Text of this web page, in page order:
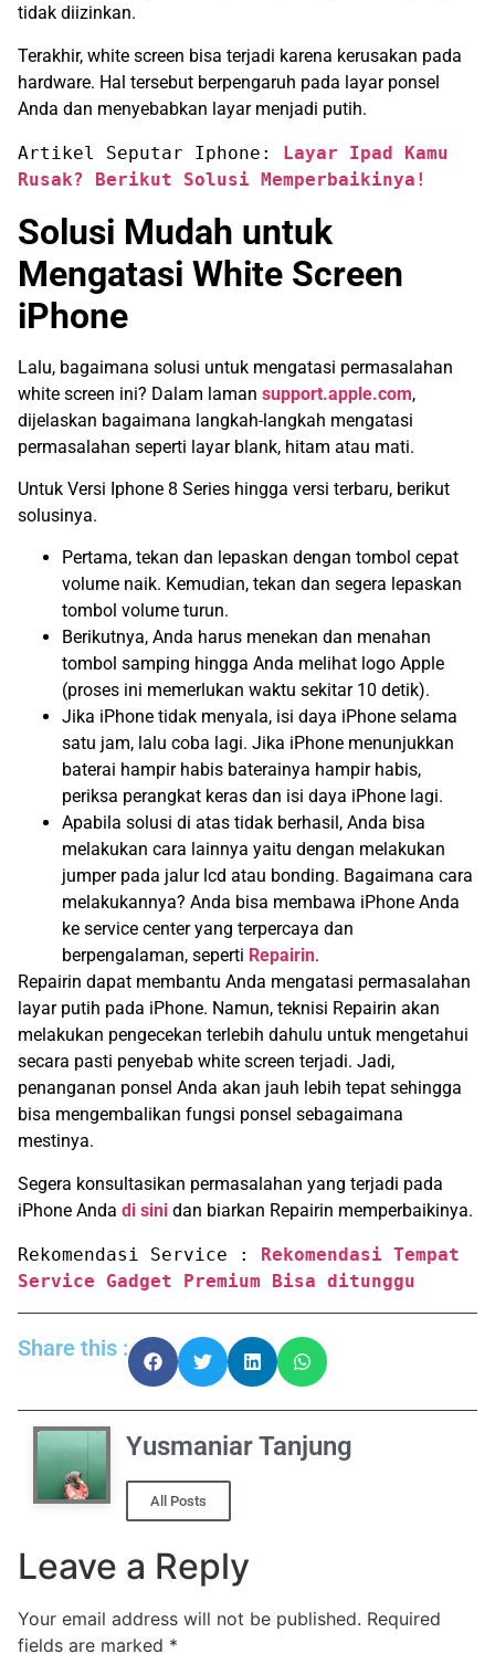
tidak diizinkan.
Terakhir, white screen bisa terjadi karena kerusakan pada
hardware. Hal tersebut berpengaruh pada layar ponsel
Anda dan menyebabkan layar menjadi putih.
Artikel Seputar Iphone: Layar Ipad Kamu
Rusak? Berikut Solusi Memperbaikinya!
Solusi Mudah untuk
Mengatasi White Screen
iPhone
Lalu, bagaimana solusi untuk mengatasi permasalahan
white screen ini? Dalam laman support.apple.com,
dijelaskan bagaimana langkah-langkah mengatasi
permasalahan seperti layar blank, hitam atau mati.
Untuk Versi Iphone 8 Series hingga versi terbaru, berikut
solusinya.
Pertama, tekan dan lepaskan dengan tombol cepat
volume naik. Kemudian, tekan dan segera lepaskan
tombol volume turun.
Berikutnya, Anda harus menekan dan menahan
tombol samping hingga Anda melihat logo Apple
(proses ini memerlukan waktu sekitar 10 detik).
Jika iPhone tidak menyala, isi daya iPhone selama
satu jam, lalu coba lagi. Jika iPhone menunjukkan
baterai hampir habis baterainya hampir habis,
periksa perangkat keras dan isi daya iPhone lagi.
Apabila solusi di atas tidak berhasil, Anda bisa
melakukan cara lainnya yaitu dengan melakukan
jumper pada jalur lcd atau bonding. Bagaimana cara
melakukannya? Anda bisa membawa iPhone Anda
ke service center yang terpercaya dan
berpengalaman, seperti Repairin.
Repairin dapat membantu Anda mengatasi permasalahan
layar putih pada iPhone. Namun, teknisi Repairin akan
melakukan pengecekan terlebih dahulu untuk mengetahui
secara pasti penyebab white screen terjadi. Jadi,
penanganan ponsel Anda akan jauh lebih tepat sehingga
bisa mengembalikan fungsi ponsel sebagaimana
mestinya.
Segera konsultasikan permasalahan yang terjadi pada
iPhone Anda di sini dan biarkan Repairin memperbaikinya.
Rekomendasi Service : Rekomendasi Tempat
Service Gadget Premium Bisa ditunggu
Share this :
Yusmaniar Tanjung
All Posts
Leave a Reply
Your email address will not be published. Required
fields are marked *